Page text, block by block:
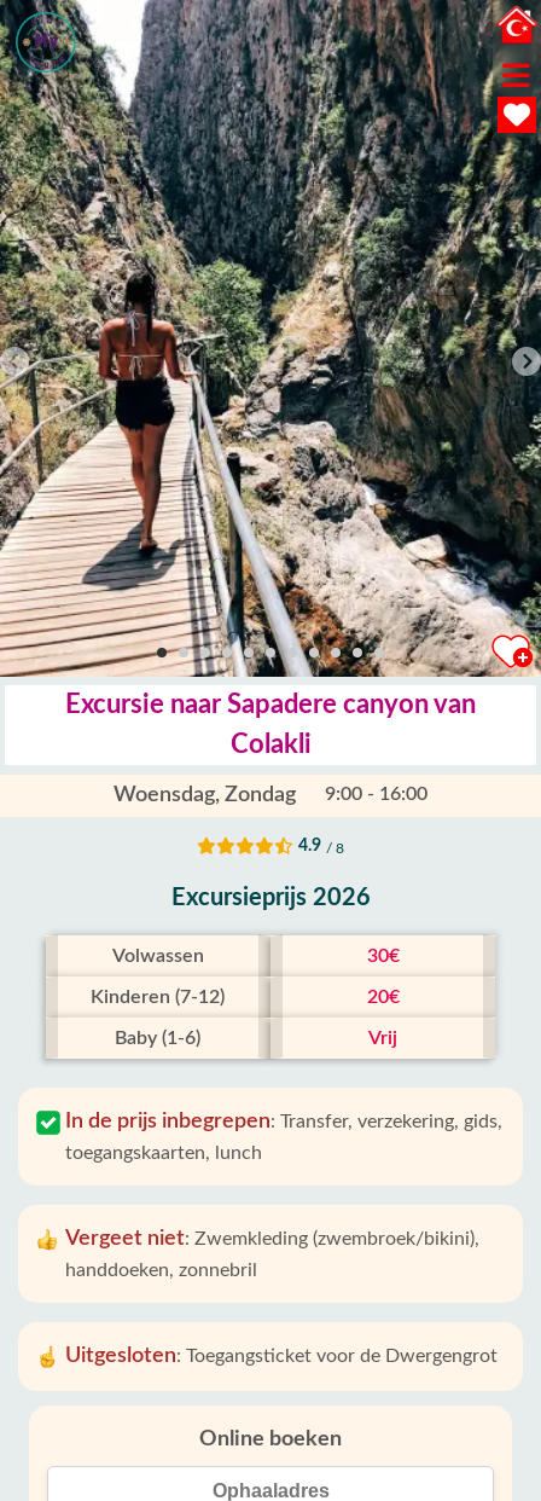
Excursie naar Sapadere canyon van
Colakli
Woensdag, Zondag 9:00 - 16:00
4.9 / 8
Excursieprijs 2026
Volwassen 30€
Kinderen (7-12) 20€
Baby (1-6) Vrij
In de prijs inbegrepen: Transfer, verzekering, gids,
toegangskaarten, lunch
Vergeet niet: Zwemkleding (zwembroek/bikini),
handdoeken, zonnebril
Uitgesloten: Toegangsticket voor de Dwergengrot
Online boeken